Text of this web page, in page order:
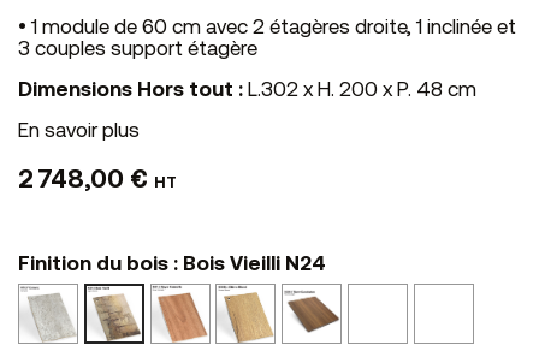
• 1 module de 60 cm avec 2 étagères droite, 1 inclinée et
3 couples support étagère
Dimensions Hors tout : L.302 x H. 200 x P. 48 cm
En savoir plus
2 748,00 € HT
Finition du bois : Bois Vieilli N24
Ciment
N10
Bois
Vieilli
N24
Noyer
Cannelle
N41
Chêne
Blond
NS45